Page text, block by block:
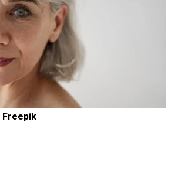
Freepik